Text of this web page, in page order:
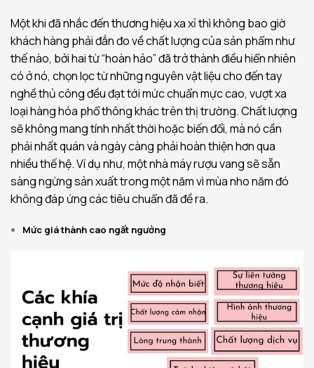
Một khi đã nhắc đến thương hiệu xa xỉ thì không bao giờ
khách hàng phải đắn đo về chất lượng của sản phẩm như
thế nào, bởi hai từ “hoàn hảo” đã trở thành điều hiển nhiên
có ở nó, chọn lọc từ những nguyên vật liệu cho đến tay
nghề thủ công đều đạt tới mức chuẩn mực cao, vượt xa
loại hàng hóa phổ thông khác trên thị trường. Chất lượng
sẽ không mang tính nhất thời hoặc biến đổi, mà nó cần
phải nhất quán và ngày càng phải hoàn thiện hơn qua
nhiều thế hệ. Ví dụ như, một nhà máy rượu vang sẽ sẵn
sàng ngừng sản xuất trong một năm vì mùa nho năm đó
không đáp ứng các tiêu chuẩn đã đề ra.
Mức giá thành cao ngất ngưởng